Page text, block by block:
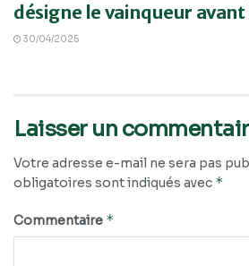
désigne le vainqueur avant
30/04/2025
Laisser un
Votre adresse e-mail ne sera pas
obligatoires sont indiqués avec *
Commentaire *